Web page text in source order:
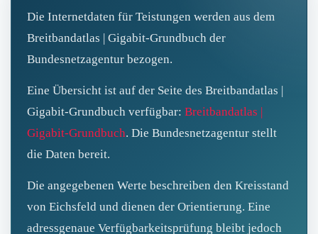
Die Internetdaten für Teistungen werden aus dem
Breitbandatlas | Gigabit‑Grundbuch der
Bundesnetzagentur bezogen.
Eine Übersicht ist auf der Seite des Breitbandatlas |
Gigabit‑Grundbuch verfügbar: Breitbandatlas |
Gigabit-Grundbuch. Die Bundesnetzagentur stellt
die Daten bereit.
Die angegebenen Werte beschreiben den Kreisstand
von Eichsfeld und dienen der Orientierung. Eine
adressgenaue Verfügbarkeitsprüfung bleibt jedoch